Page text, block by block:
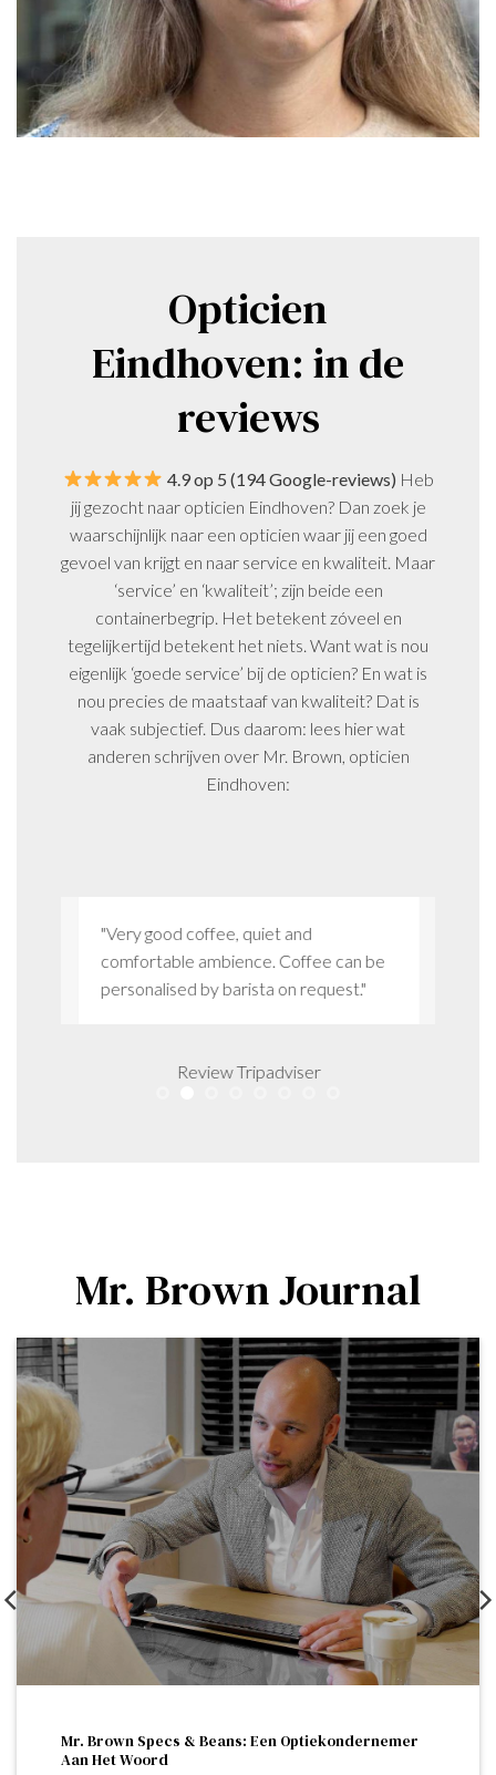
Opticien
Eindhoven: in de
reviews
4.9 op 5 (194 Google-reviews) Heb
jij gezocht naar opticien Eindhoven? Dan zoek je
waarschijnlijk naar een opticien waar jij een goed
gevoel van krijgt en naar service en kwaliteit. Maar
‘service’ en ‘kwaliteit’; zijn beide een
containerbegrip. Het betekent zóveel en
tegelijkertijd betekent het niets. Want wat is nou
eigenlijk ‘goede service’ bij de opticien? En wat is
nou precies de maatstaaf van kwaliteit? Dat is
vaak subjectief. Dus daarom: lees hier wat
anderen schrijven over Mr. Brown, opticien
Eindhoven:
"Very good coffee, quiet and
comfortable ambience. Coffee can be
personalised by barista on request."
Review Tripadviser
Mr. Brown Journal
Mr. Brown Specs & Beans: Een Optiekondernemer
Aan Het Woord